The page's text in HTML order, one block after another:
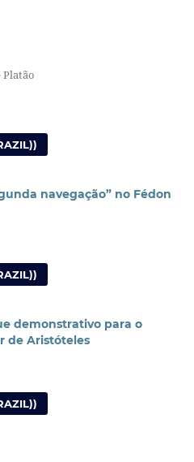
Platão
navegação” no Fédon
demonstrativo para o
de Aristóteles